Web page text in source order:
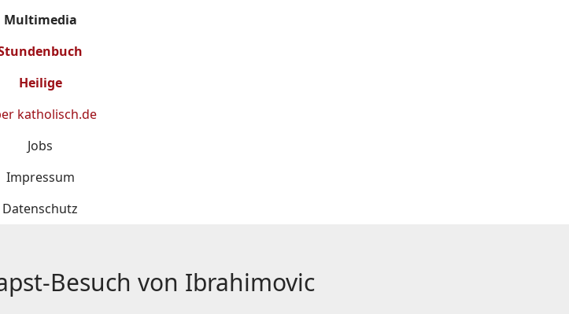
Multimedia
Heilige
katholisch.de
Jobs
Impressum
Datenschutz
Besuch von Ibrahimovic